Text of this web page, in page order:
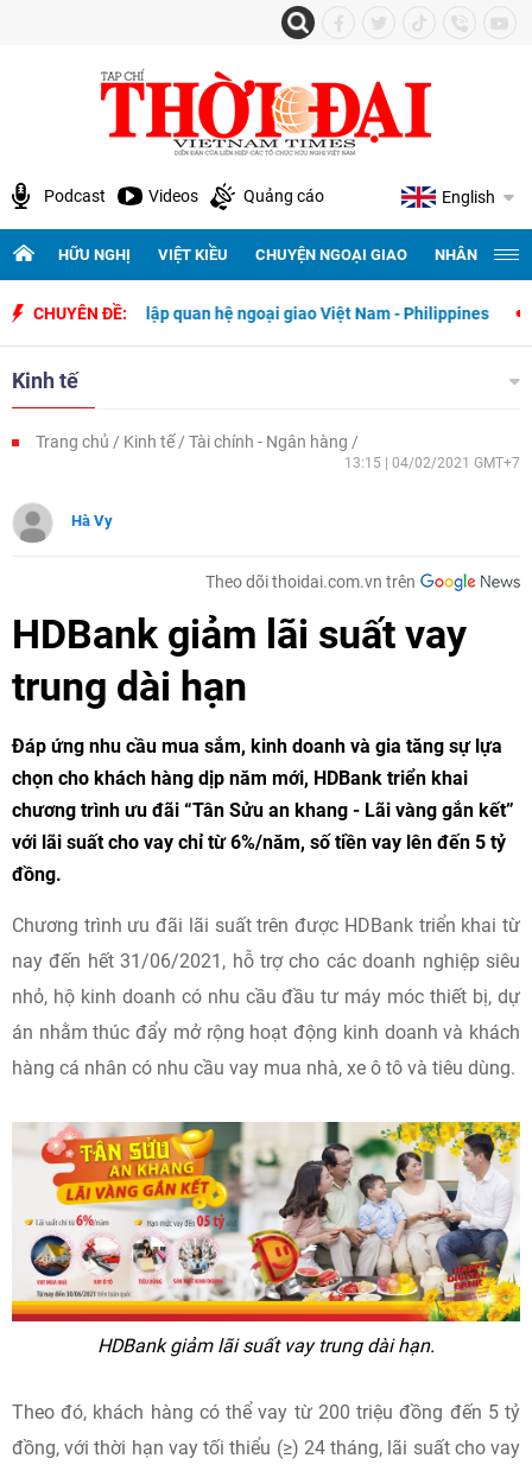
Podcast Videos Quảng cáo English
HỮU NGHỊ VIỆT KIỀU CHUYỆN NGOẠI GIAO NHÂN
CHUYÊN ĐỀ:
thiết lập quan hệ ngoại giao Việt Nam - Philippines 500 ngày
Kinh tế
Trang chủ Kinh tế Tài chính - Ngân hàng
13:15 | 04/02/2021 GMT+7
Hà Vy
Theo dõi thoidai.com.vn trên
HDBank giảm lãi suất vay
trung dài hạn
Đáp ứng nhu cầu mua sắm, kinh doanh và gia tăng sự lựa
chọn cho khách hàng dịp năm mới, HDBank triển khai
chương trình ưu đãi “Tân Sửu an khang - Lãi vàng gắn kết”
với lãi suất cho vay chỉ từ 6%/năm, số tiền vay lên đến 5 tỷ
đồng.
Chương trình ưu đãi lãi suất trên được HDBank triển khai từ
nay đến hết 31/06/2021, hỗ trợ cho các doanh nghiệp siêu
nhỏ, hộ kinh doanh có nhu cầu đầu tư máy móc thiết bị, dự
án nhằm thúc đẩy mở rộng hoạt động kinh doanh và khách
hàng cá nhân có nhu cầu vay mua nhà, xe ô tô và tiêu dùng.
HDBank giảm lãi suất vay trung dài hạn.
Theo đó, khách hàng có thể vay từ 200 triệu đồng đến 5 tỷ
đồng, với thời hạn vay tối thiểu (≥) 24 tháng, lãi suất cho vay